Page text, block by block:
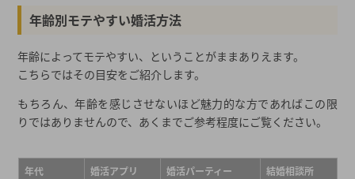
年齢別モテやすい婚活方法
年齢によってモテやすい、ということがままありえます。
こちらではその目安をご紹介します。
もちろん、年齢を感じさせないほど魅力的な方であればこの限
りではありませんので、あくまでご参考程度にご覧ください。
年代 婚活アプリ 婚活パーティー
結婚相談所